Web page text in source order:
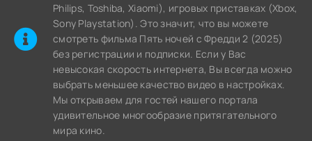
Philips, Toshiba, Xiaomi), игровых приставках (Xbox,
Sony Playstation). Это значит, что вы можете
cмотреть фильма Пять ночей с Фредди 2 (2025)
без регистрации и подписки. Если у Вас
невысокая скорость интернета, Вы всегда можно
выбрать меньшее качество видео в настройках.
Мы открываем для гостей нашего портала
удивительное многообразие притягательного
мира кино.